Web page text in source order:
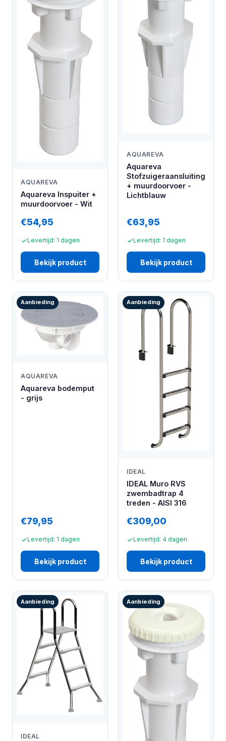
AQUAREVA
Aquareva Inspuiter +
muurdoorvoer - Wit
€54,95
Levertijd: 1 dagen
Bekijk product
AQUAREVA
Aquareva
Stofzuigeraansluiting
+ muurdoorvoer -
Lichtblauw
€63,95
Levertijd: 1 dagen
Bekijk product
Aanbieding
AQUAREVA
Aquareva bodemput
- grijs
€79,95
Levertijd: 1 dagen
Bekijk product
Aanbieding
IDEAL
IDEAL Muro RVS
zwembadtrap 4
treden - AISI 316
€309,00
Levertijd: 4 dagen
Bekijk product
Aanbieding
IDEAL
Aanbieding